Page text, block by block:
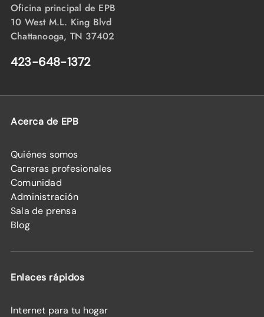
Oficina principal de EPB
10 West M.L. King Blvd
Chattanooga, TN 37402
423-648-1372
Acerca de EPB
Quiénes somos
Carreras profesionales
Comunidad
Administración
Sala de prensa
Blog
Enlaces rápidos
Internet para tu hogar